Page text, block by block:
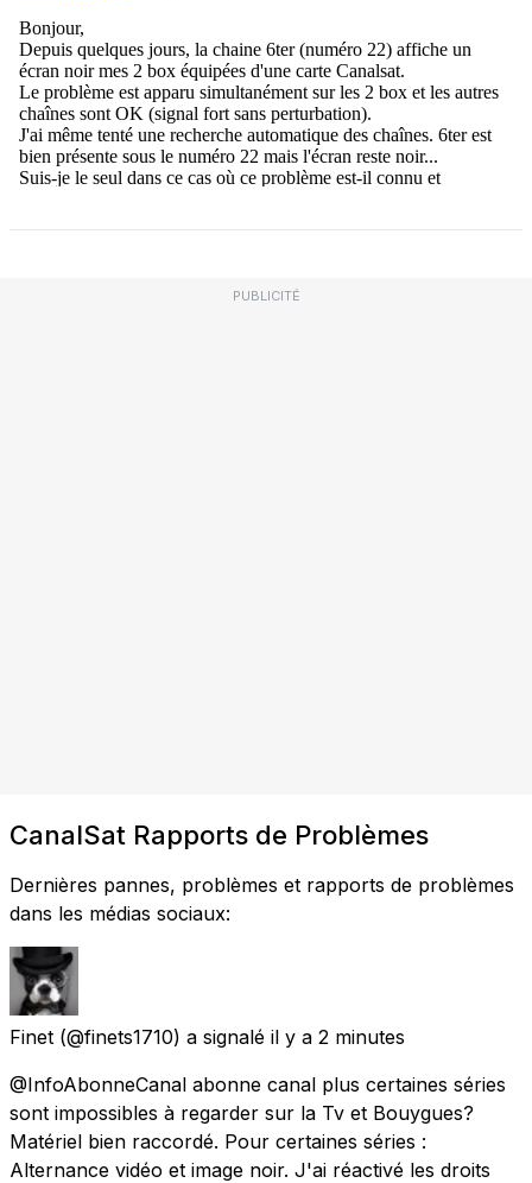
PUBLICITÉ
CanalSat Rapports de Problèmes
Dernières pannes, problèmes et rapports de problèmes
dans les médias sociaux:
Finet (@finets1710) a signalé il y a 2 minutes
@InfoAbonneCanal abonne canal plus certaines séries
sont impossibles à regarder sur la Tv et Bouygues?
Matériel bien raccordé. Pour certaines séries :
Alternance vidéo et image noir. J'ai réactivé les droits